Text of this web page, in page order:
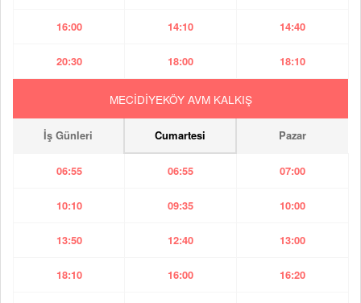
16:00 14:10 14:40
20:30 18:00 18:10
MECİDİYEKÖY AVM KALKIŞ
İş Günleri Cumartesi Pazar
06:55 06:55 07:00
10:10 09:35 10:00
13:50 12:40 13:00
18:10 16:00 16:20